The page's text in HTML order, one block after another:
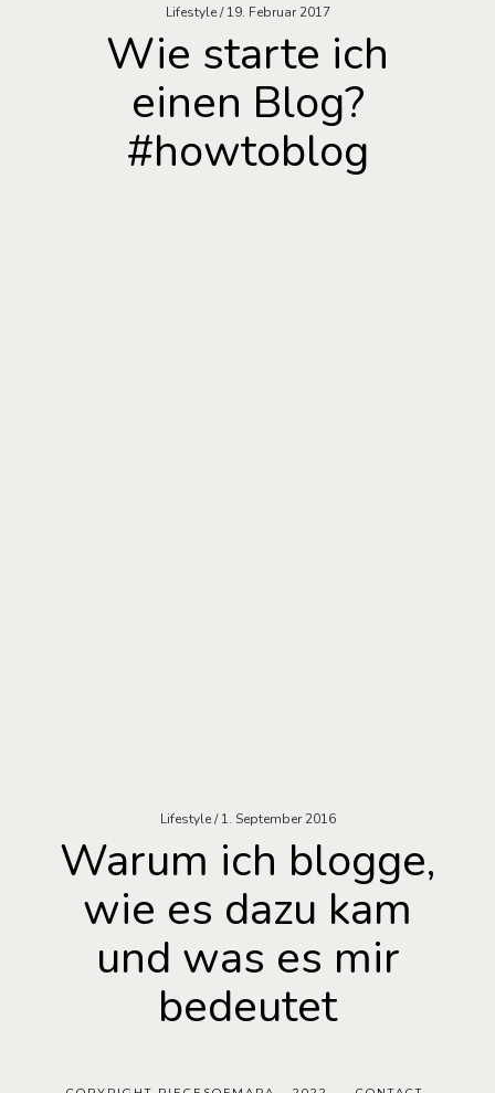
Lifestyle 19. Februar 2017
Wie starte ich
einen Blog?
#howtoblog
Lifestyle 1. September 2016
Warum ich blogge,
wie es dazu kam
und was es mir
bedeutet